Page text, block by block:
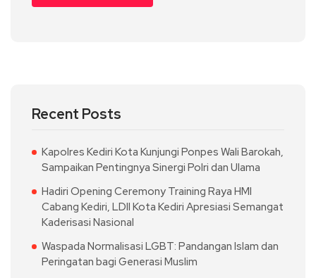
Recent Posts
Kapolres Kediri Kota Kunjungi Ponpes Wali Barokah,
Sampaikan Pentingnya Sinergi Polri dan Ulama
Hadiri Opening Ceremony Training Raya HMI
Cabang Kediri, LDII Kota Kediri Apresiasi Semangat
Kaderisasi Nasional
Waspada Normalisasi LGBT: Pandangan Islam dan
Peringatan bagi Generasi Muslim